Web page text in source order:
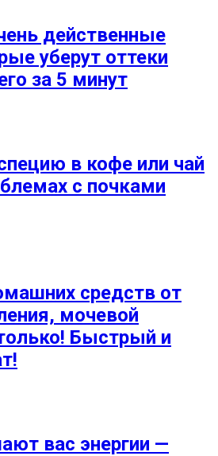
действенные
уберут оттеки
за 5 минут
в кофе или чай
с почками
средств от
мочевой
Быстрый и
вас энергии —